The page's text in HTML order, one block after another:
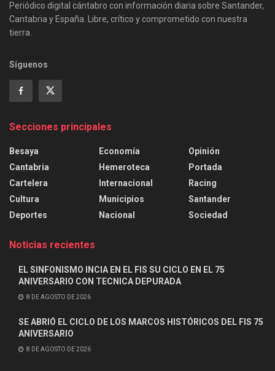
Periódico digital cántabro con información diaria sobre Santander,
Cantabria y España. Libre, crítico y comprometido con nuestra
tierra.
Síguenos
Secciones principales
Besaya
Cantabria
Cartelera
Cultura
Deportes
Economía
Hemeroteca
Internacional
Municipios
Nacional
Opinión
Portada
Racing
Santander
Sociedad
Noticias recientes
EL SINFONISMO INCIA EN EL FIS SU CICLO EN EL 75
ANIVERSARIO CON TECNICA DEPURADA
8 DE AGOSTO DE 2026
SE ABRIÓ EL CICLO DE LOS MARCOS HISTÓRICOS DEL FIS 75
ANIVERSARIO
8 DE AGOSTO DE 2026